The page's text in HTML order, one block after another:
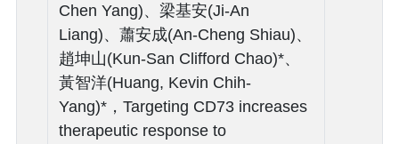
Chen Yang)、梁基安(Ji-An
Liang)、蕭安成(An-Cheng Shiau)、
趙坤山(Kun-San Clifford Chao)*、
黃智洋(Huang, Kevin Chih-
Yang)*，Targeting CD73 increases
therapeutic response to